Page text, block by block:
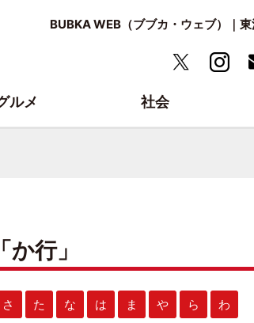
BUBKA WEB（ブブカ・ウェブ）｜
行」
さ た な は ま や ら わ
ルメ 社会